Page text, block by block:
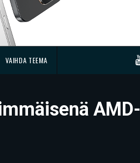
VAIHDA TEEMA
AMD-